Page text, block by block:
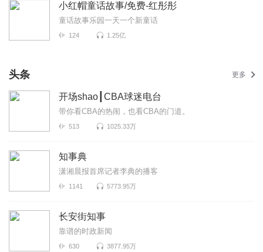
小红帽童话故事/免费-红彤彤
童话故事乐园一天一个新童话
124 1.25亿
头条 更多
开场shao┃CBA球迷电台
带你看CBA的热闹，也看CBA的门道。
513 1025.33万
知事典
潇湘晨报首席记者李典的播客
1141 5773.95万
长安街知事
靠谱的时政新闻
630 3877.95万